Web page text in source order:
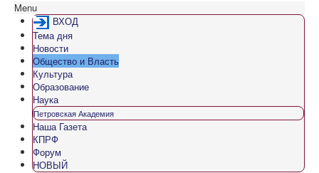
Menu
ВХОД
Тема дня
Новости
Общество и Власть
Культура
Образование
Наука
Петровская Академия
Наша Газета
КПРФ
Форум
НОВЫЙ